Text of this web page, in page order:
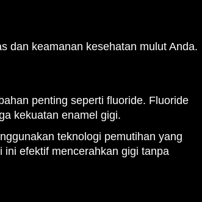
dan keamanan kesehatan mulut Anda.
penting seperti fluoride. Fluoride
kekuatan enamel gigi.
teknologi pemutihan yang
efektif mencerahkan gigi tanpa